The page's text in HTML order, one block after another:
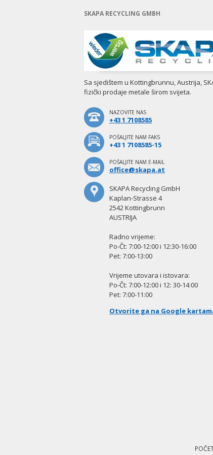
SKAPA RECYCLING GMBH
Sa sjedištem u Kottingbrunnu, Austrija,
fizički prodaje metale širom svijeta.
NAZOVITE NAS
+43 1 7108585
POŠALJITE NAM FAKS
+43 1 7108585-15
POŠALJITE NAM E-MAIL
office@skapa.at
SKAPA Recycling GmbH
Kaplan-Strasse 4
2542 Kottingbrunn
AUSTRIJA
Radno vrijeme:
Po-Čt: 7:00-12:00 i 12:30-16:00
Pet: 7:00-13:00
Vrijeme utovara i istovara:
Po-Čt: 7:00-12:00 i 12: 30-14:00
Pet: 7:00-11:00
Otvorite ga na Google